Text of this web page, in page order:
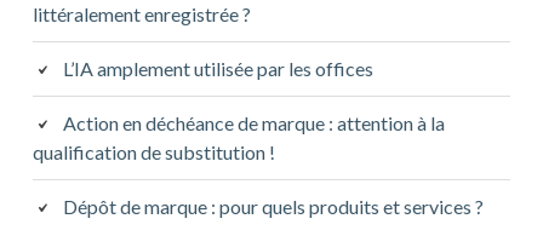
littéralement enregistrée ?
L’IA amplement utilisée par les offices
Action en déchéance de marque : attention à la
qualification de substitution !
Dépôt de marque : pour quels produits et services ?